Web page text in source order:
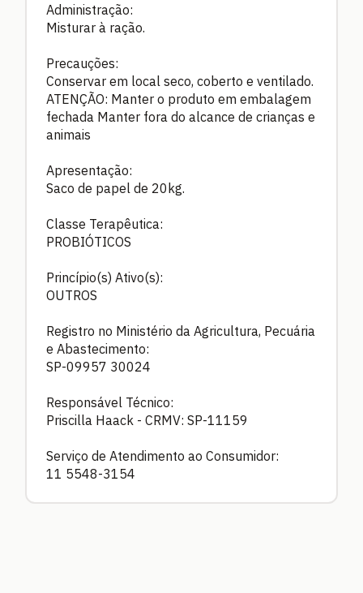
Administração:
Misturar à ração.
Precauções:
Conservar em local seco, coberto e ventilado.
ATENÇÃO: Manter o produto em embalagem
fechada Manter fora do alcance de crianças e
animais
Apresentação:
Saco de papel de 20kg.
Classe Terapêutica:
PROBIÓTICOS
Princípio(s) Ativo(s):
OUTROS
Registro no Ministério da Agricultura, Pecuária
e Abastecimento:
SP-09957 30024
Responsável Técnico:
Priscilla Haack - CRMV: SP-11159
Serviço de Atendimento ao Consumidor:
11 5548-3154